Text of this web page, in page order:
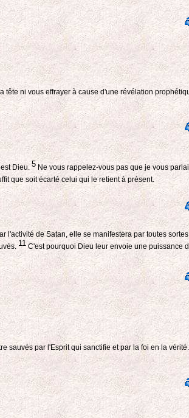
tête ni vous effrayer à cause d'une révélation
Dieu.5Ne vous rappelez-vous pas que je vous
que soit écarté celui qui le retient à présent.
l'activité de Satan, elle se manifestera par toutes
11 C'est pourquoi Dieu leur envoie une puissance
sauvés par l'Esprit qui sanctifie et par la foi en la vérité.